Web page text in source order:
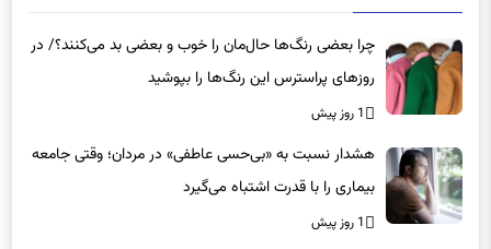
چرا بعضی رنگ‌ها حال‌مان را خوب و بعضی بد می‌کنند؟/ در
روزهای پراسترس این رنگ‌ها را بپوشید
1 روز پیش
هشدار نسبت به «بی‌حسی عاطفی» در مردان؛ وقتی جامعه
بیماری را با قدرت اشتباه می‌گیرد
1 روز پیش